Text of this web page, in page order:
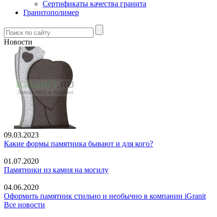
Сертификаты качества гранита
Гранитополимер
Новости
09.03.2023
Какие формы памятника бывают и для кого?
01.07.2020
Памятники из камня на могилу
04.06.2020
Оформить памятник стильно и необычно в компании iGranit
Все новости